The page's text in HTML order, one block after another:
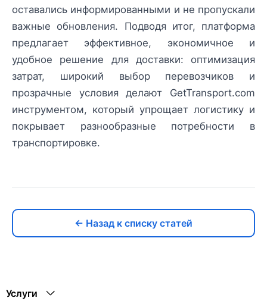
оставались информированными и не пропускали
важные обновления. Подводя итог, платформа
предлагает эффективное, экономичное и
удобное решение для доставки: оптимизация
затрат, широкий выбор перевозчиков и
прозрачные условия делают GetTransport.com
инструментом, который упрощает логистику и
покрывает разнообразные потребности в
транспортировке.
← Назад к списку статей
Услуги